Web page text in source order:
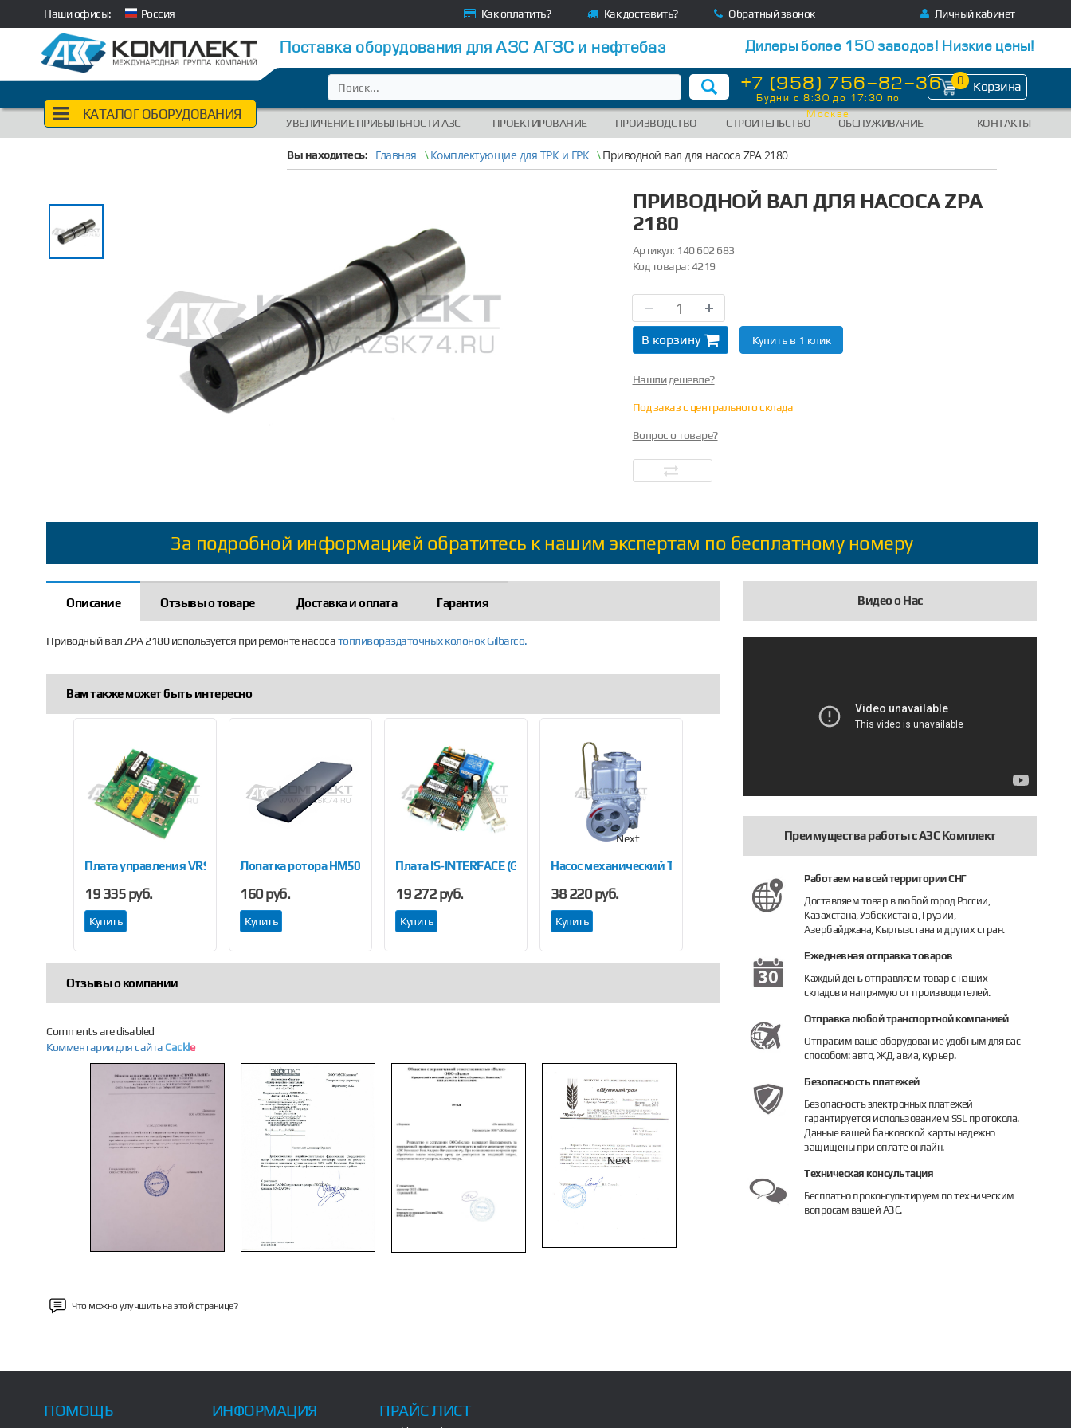
Наши офисы: Россия Как оплатить? Как доставить? Обратный звонок Личный кабинет
Поставка оборудования для АЗС АГЗС и нефтебаз Дилеры более 150 заводов! Низкие цены!
КАТАЛОГ ОБОРУДОВАНИЯ
+7 (958) 756-82-36
Будни с 8:30 до 17:30 по
Москве
0 Корзина
УВЕЛИЧЕНИЕ ПРИБЫЛЬНОСТИ АЗС ПРОЕКТИРОВАНИЕ ПРОИЗВОДСТВО СТРОИТЕЛЬСТВО ОБСЛУЖИВАНИЕ КОНТАКТЫ
Вы находитесь: Главная \Комплектующие для ТРК и ГРК \Приводной вал для насоса ZPA 2180
ПРИВОДНОЙ ВАЛ ДЛЯ НАСОСА ZPA
2180
Артикул: 140 602 683
Код товара:4219
В корзину Купить в 1 клик
Нашли дешевле?
Под заказ с центрального склада
Вопрос о товаре?
За подробной информацией обратитесь к нашим экспертам по бесплатному номеру
Описание Отзывы о товаре Доставка и оплата Гарантия
Приводный вал ZPA 2180 используется при ремонте насосатопливораздаточных колонок Gilbarco.
Вам также может быть интересно
Ду20 с корпусом в сборе (выдача 140 л/мин)
Плата управления VRS для EPSILON
19 335 руб.
Купить
Лопатка ротора НМ50А-37
160 руб.
Купить
Плата IS-INTERFACE (GILBARCO No BT606914-02)
19 272 руб.
Купить
Насос механический Топаз ZYB-50А
38 220 руб.
Купить
55 318 руб. 17 000 руб.
Купить
Next
Отзывы о компании
Comments are disabled
Комментарии для сайта Cackle
Next
Видео о Нас
Преимущества работы с АЗС Комплект
Работаем на всей территории СНГ
Доставляем товар в любой город России,
Казахстана, Узбекистана, Грузии,
Азербайджана, Кыргызстана и других стран.
Ежедневная отправка товаров
Каждый день отправляем товар с наших
складов и напрямую от производителей.
Отправка любой транспортной компанией
Отправим ваше оборудование удобным для вас
способом: авто, ЖД, авиа, курьер.
Безопасность платежей
Безопасность электронных платежей
гарантируется использованием SSL протокола.
Данные вашей банковской карты надежно
защищены при оплате онлайн.
Техническая консультация
Бесплатно проконсультируем по техническим
вопросам вашей АЗС.
Что можно улучшить на этой странице?
ПОМОЩЬ ИНФОРМАЦИЯ ПРАЙС ЛИСТ